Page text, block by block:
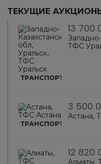
ТЕКУЩИЕ
ТРАНСПОРТ
13 700
ТФС
ТРАНСПОРТ
3 500
Астана,
12 820
Алматы,